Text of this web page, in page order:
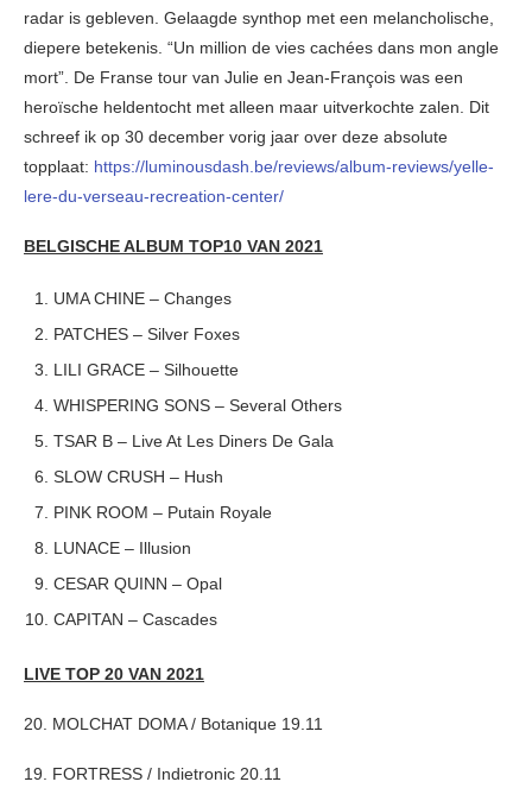
radar is gebleven. Gelaagde synthop met een melancholische,
diepere betekenis. “Un million de vies cachées dans mon angle
mort”. De Franse tour van Julie en Jean-François was een
heroïsche heldentocht met alleen maar uitverkochte zalen. Dit
schreef ik op 30 december vorig jaar over deze absolute
topplaat: https://luminousdash.be/reviews/album-reviews/yelle-
lere-du-verseau-recreation-center/
BELGISCHE ALBUM TOP10 VAN 2021
UMA CHINE – Changes
PATCHES – Silver Foxes
LILI GRACE – Silhouette
WHISPERING SONS – Several Others
TSAR B – Live At Les Diners De Gala
SLOW CRUSH – Hush
PINK ROOM – Putain Royale
LUNACE – Illusion
CESAR QUINN – Opal
CAPITAN – Cascades
LIVE TOP 20 VAN 2021
20. MOLCHAT DOMA / Botanique 19.11
19. FORTRESS / Indietronic 20.11